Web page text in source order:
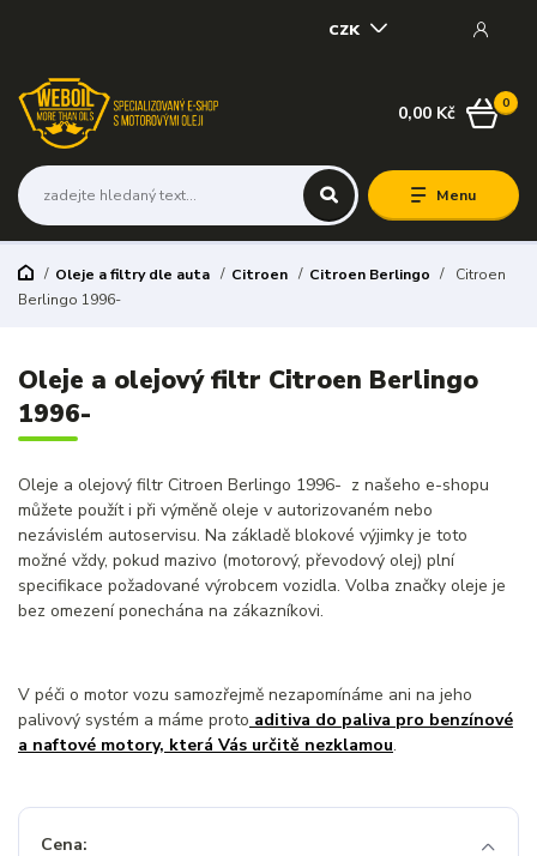
Menu
CZK
0
0,00 Kč
Oleje a filtry dle auta Citroen Citroen Berlingo
Citroen
Berlingo 1996-
Oleje a olejový filtr Citroen Berlingo
1996-
Oleje a olejový filtr Citroen Berlingo 1996- z našeho e-shopu
můžete použít i při výměně oleje v autorizovaném nebo
nezávislém autoservisu. Na základě blokové výjimky je toto
možné vždy, pokud mazivo (motorový, převodový olej) plní
specifikace požadované výrobcem vozidla. Volba značky oleje je
bez omezení ponechána na zákazníkovi.
V péči o motor vozu samozřejmě nezapomínáme ani na jeho
palivový systém a máme proto aditiva do paliva pro benzínové
a naftové motory, která Vás určitě nezklamou.
Cena: